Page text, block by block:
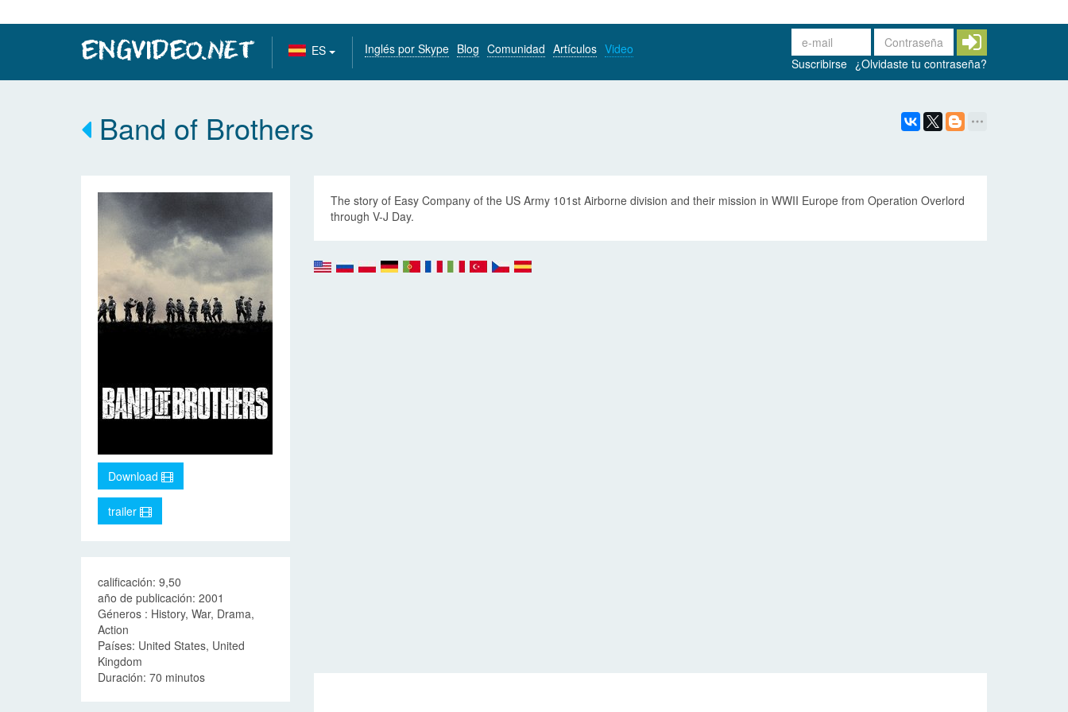
ES Inglés por Skype Blog Comunidad Artículos Video
Suscribirse ¿Olvidaste tu contraseña?
Band of Brothers
Download
trailer
calificación: 9,50
año de publicación: 2001
Géneros : History, War, Drama,
Action
Países: United States, United
Kingdom
Duración: 70 minutos
The story of Easy Company of the US Army 101st Airborne division and their mission in WWII Europe from Operation Overlord
through V-J Day.